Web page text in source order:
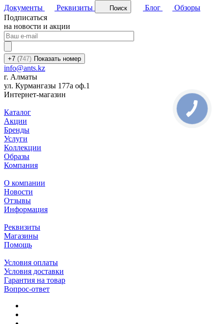
Документы
Реквизиты Поиск Блог
Обзоры
Подписаться
на новости и акции
+7 (747) Показать номер
info@ants.kz
г. Алматы
ул. Курмангазы 177а оф.1
Интернет-магазин
Каталог
Акции
Бренды
Услуги
Коллекции
Образы
Компания
О компании
Новости
Отзывы
Информация
Реквизиты
Магазины
Помощь
Условия оплаты
Условия доставки
Гарантия на товар
Вопрос-ответ